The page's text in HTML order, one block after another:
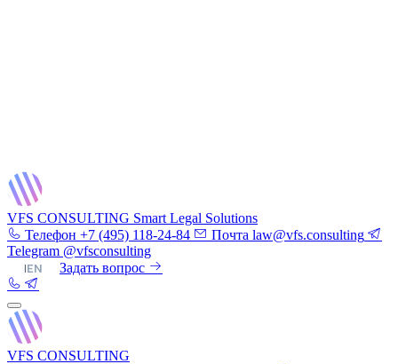
VFS CONSULTING Smart Legal Solutions
Телефон +7 (495) 118-24-84 Почта law@vfs.consulting
Telegram @vfsconsulting
|EN Задать вопрос
VFS CONSULTING